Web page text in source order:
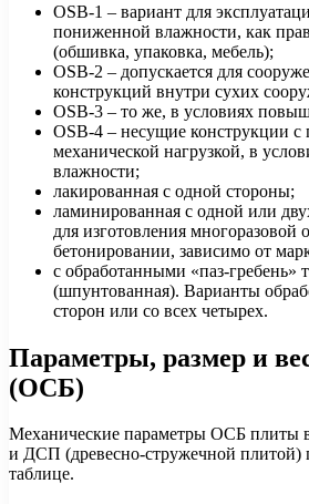
OSB-1 – вариант для
пониженной влажности, как
(обшивка, упаковка, мебель);
OSB-2 – допускается для
конструкций внутри сухих
OSB-3 – то же, в условиях
OSB-4 – несущие конструкции
механической нагрузкой, в
влажности;
лакированная с одной стороны;
ламинированная с одной или
для изготовления многоразовой
бетонировании, зависимо от
с обработанными «паз-гребень»
(шпунтованная). Варианты
сторон или со всех четырех.
Параметры, размер и
(ОСБ)
Механические параметры ОСБ плиты
и ДСП (древесно-стружечной плитой)
таблице.